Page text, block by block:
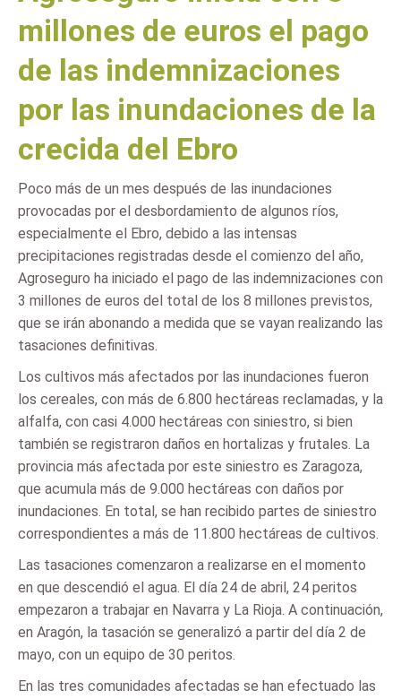
millones de euros el pago
de las indemnizaciones
por las inundaciones de la
crecida del Ebro
Poco más de un mes después de las inundaciones
provocadas por el desbordamiento de algunos ríos,
especialmente el Ebro, debido a las intensas
precipitaciones registradas desde el comienzo del año,
Agroseguro ha iniciado el pago de las indemnizaciones con
3 millones de euros del total de los 8 millones previstos,
que se irán abonando a medida que se vayan realizando las
tasaciones definitivas.
Los cultivos más afectados por las inundaciones fueron
los cereales, con más de 6.800 hectáreas reclamadas, y la
alfalfa, con casi 4.000 hectáreas con siniestro, si bien
también se registraron daños en hortalizas y frutales. La
provincia más afectada por este siniestro es Zaragoza,
que acumula más de 9.000 hectáreas con daños por
inundaciones. En total, se han recibido partes de siniestro
correspondientes a más de 11.800 hectáreas de cultivos.
Las tasaciones comenzaron a realizarse en el momento
en que descendió el agua. El día 24 de abril, 24 peritos
empezaron a trabajar en Navarra y La Rioja. A continuación,
en Aragón, la tasación se generalizó a partir del día 2 de
mayo, con un equipo de 30 peritos.
En las tres comunidades afectadas se han efectuado las